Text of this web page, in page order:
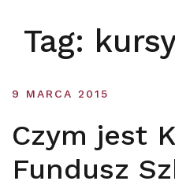
Tag:
9 MARCA 2015
Czym jest
Fundusz